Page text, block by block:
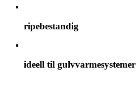
ripebestandig
ideell til gulvvarmesystemer